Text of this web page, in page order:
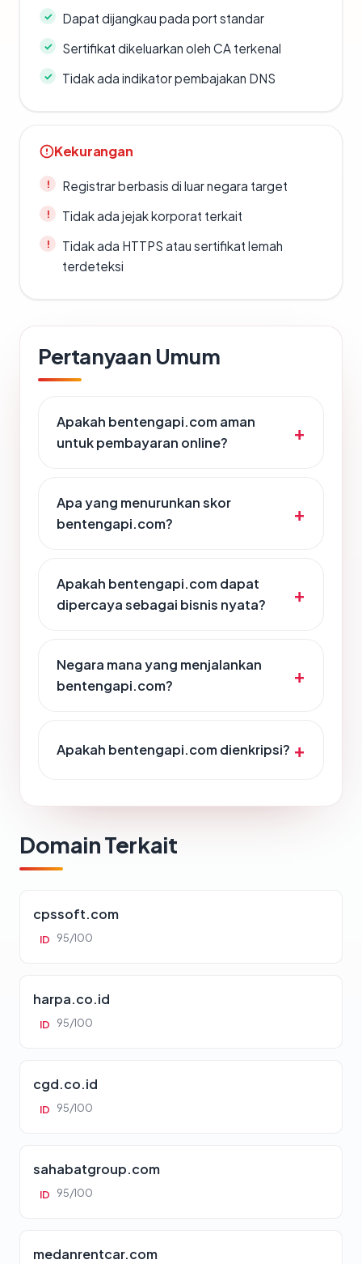
Dapat dijangkau pada port standar
Sertifikat dikeluarkan oleh CA terkenal
Tidak ada indikator pembajakan DNS
Kekurangan
Registrar berbasis di luar negara target
Tidak ada jejak korporat terkait
Tidak ada HTTPS atau sertifikat lemah
terdeteksi
Pertanyaan Umum
Apakah bentengapi.com aman
untuk pembayaran online?
Apa yang menurunkan skor
bentengapi.com?
Apakah bentengapi.com dapat
dipercaya sebagai bisnis nyata?
Negara mana yang menjalankan
bentengapi.com?
Apakah bentengapi.com dienkripsi?
Domain Terkait
cpssoft.com
ID 95/100
harpa.co.id
ID 95/100
cgd.co.id
ID 95/100
sahabatgroup.com
ID 95/100
medanrentcar.com